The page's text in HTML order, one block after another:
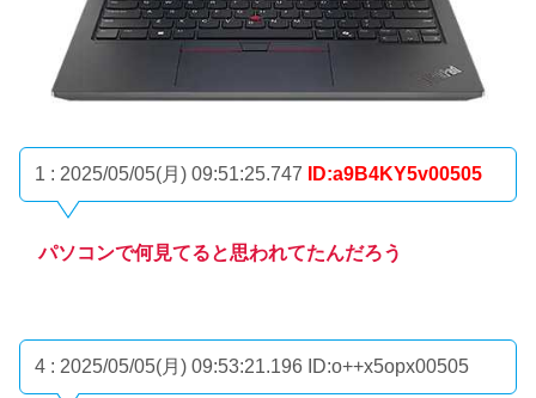
1 : 2025/05/05(月) 09:51:25.747 ID:a9B4KY5v00505
パソコンで何見てると思われてたんだろう
4 : 2025/05/05(月) 09:53:21.196 ID:o++x5opx00505